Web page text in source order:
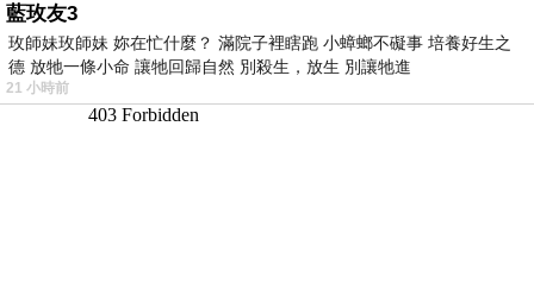
藍玫友3
玫師妹玫師妹 妳在忙什麼？ 滿院子裡瞎跑 小蟑螂不礙事 培養好生之
德 放牠一條小命 讓牠回歸自然 別殺生，放生 別讓牠進
21 小時前